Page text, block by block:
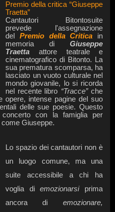
Premio della critica “Giuseppe
Traetta”
Cantautori Bitontosuite
prevede l'assegnazione
del
Premio della Critica
in
memoria di
Giuseppe
Traetta
attore teatrale e
cinematografico di Bitonto. La
sua prematura scomparsa, ha
lasciato un vuoto culturale nel
mondo giovanile, lo si ricorda
nel recente libro “Tracce” che
opere, intense pagine del suo
delle sue poesie. Questo
con la famiglia per
Giuseppe.
Lo spazio dei cantautori non è
un luogo comune, ma una
suite accessibile a chi ha
voglia
di emozionarsi
prima
ancora di
emozionare,